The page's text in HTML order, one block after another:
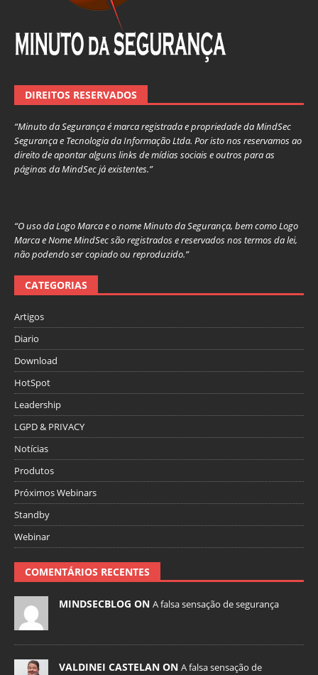
DIREITOS RESERVADOS
“Minuto da Segurança é marca registrada e propriedade da MindSec
Segurança e Tecnologia da Informação Ltda. Por isto nos reservamos ao
direito de apontar alguns links de mídias sociais e outros para as
páginas da MindSec já existentes.”
“O uso da Logo Marca e o nome Minuto da Segurança, bem como Logo
Marca e Nome MindSec são registrados e reservados nos termos da lei,
não podendo ser copiado ou reproduzido.”
CATEGORIAS
Artigos
Diario
Download
HotSpot
Leadership
LGPD & PRIVACY
Notícias
Produtos
Próximos Webinars
Standby
Webinar
COMENTÁRIOS RECENTES
MINDSECBLOG ON A falsa sensação de segurança
VALDINEI CASTELAN ON A falsa sensação de